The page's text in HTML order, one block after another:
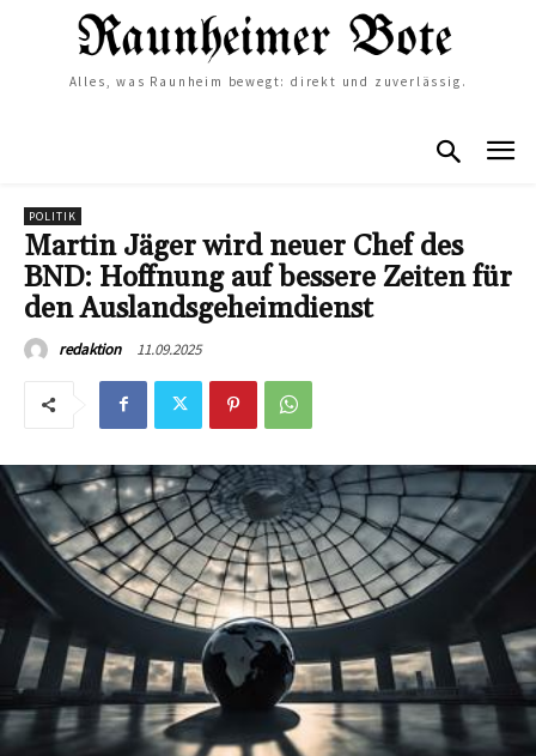
Alles, was Raunheim bewegt: direkt und zuverlässig.
POLITIK
Martin Jäger wird neuer Chef des
BND: Hoffnung auf bessere Zeiten für
den Auslandsgeheimdienst
redaktion 11.09.2025